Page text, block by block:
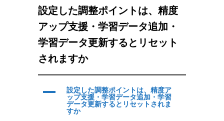
Warning : Undefined variable $parent_cat_name in
設定した調整ポイントは、精度
アップ支援・学習データ追加・
学習データ更新するとリセット
されますか
A
設定した調整ポイントは、精度ア
ップ支援・学習データ追加・学習
データ更新するとリセットされま
すか